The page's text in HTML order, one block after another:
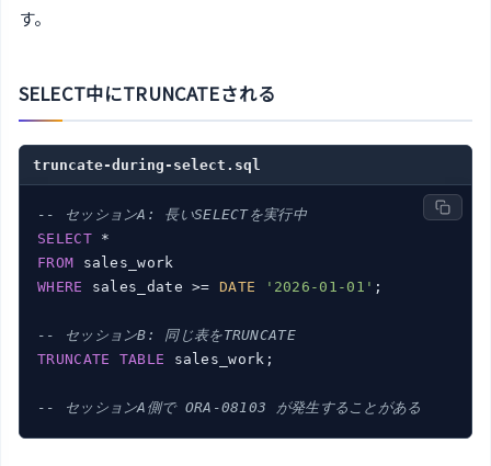
す。
SELECT中にTRUNCATEされる
truncate-during-select.sql
-- セッションA: 長いSELECTを実行中
SELECT
FROM
WHERE sales_date >= DATE '2026-01-01' ;
-- セッションB: 同じ表をTRUNCATE
TRUNCATE
TABLE sales_work;
-- セッションA側で ORA-08103 が発生することがある